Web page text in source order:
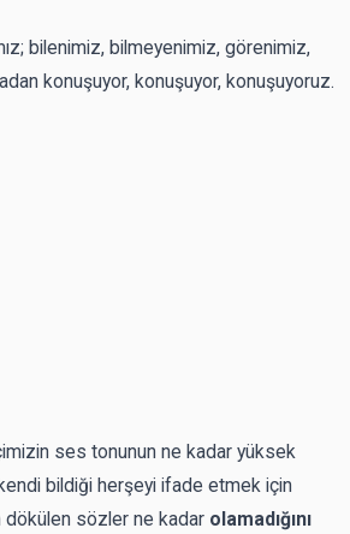
bilenimiz, bilmeyenimiz, görenimiz,
konuşuyor, konuşuyor, konuşuyoruz.
ses tonunun ne kadar yüksek
bildiği herşeyi ifade etmek için
dökülen sözler ne kadar olamadığını